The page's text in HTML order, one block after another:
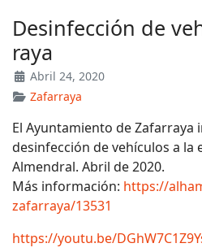
Desinfección de
raya
Abril 24, 2020
Zafarraya
El Ayuntamiento de Zafarraya
desinfección de vehículos a la
Almendral. Abril de 2020.
Más información: https://
zafarraya/13531
https://youtu.be/